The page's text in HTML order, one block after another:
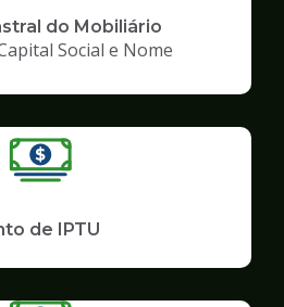
do Mobiliário
Social e Nome
de IPTU